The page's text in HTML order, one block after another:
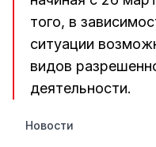
того, в
ситуации
видов
деятельности.
Новости